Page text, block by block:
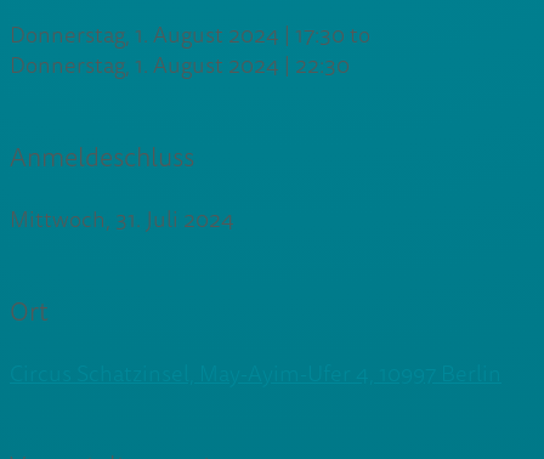
Donnerstag, 1. August 2024 | 17:30 to
Donnerstag, 1. August 2024 | 22:30
Anmeldeschluss
Mittwoch, 31. Juli 2024
Ort